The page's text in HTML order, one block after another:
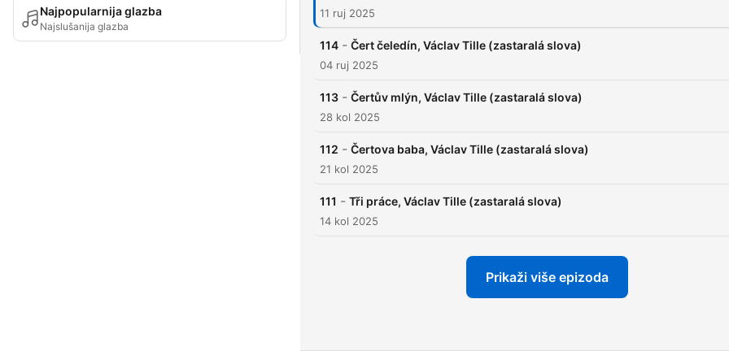
Najpopularnija glazba
Najslušanija glazba
kteroukoli část a nastražit
plná pohádek která se stále
pohádek i strašidelných
11 ruj 2025
114 - Čert čeledín, Václav Tille (zastaralá slova)
04 ruj 2025
113 - Čertův mlýn, Václav Tille (zastaralá slova)
28 kol 2025
112 - Čertova baba, Václav Tille (zastaralá slova)
21 kol 2025
111 - Tři práce, Václav Tille (zastaralá slova)
14 kol 2025
Prikaži više epizoda